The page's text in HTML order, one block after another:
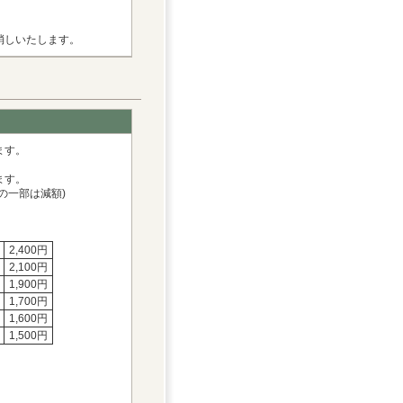
いたします。
。
。
一部は減額)
2,400円
2,100円
1,900円
1,700円
1,600円
1,500円